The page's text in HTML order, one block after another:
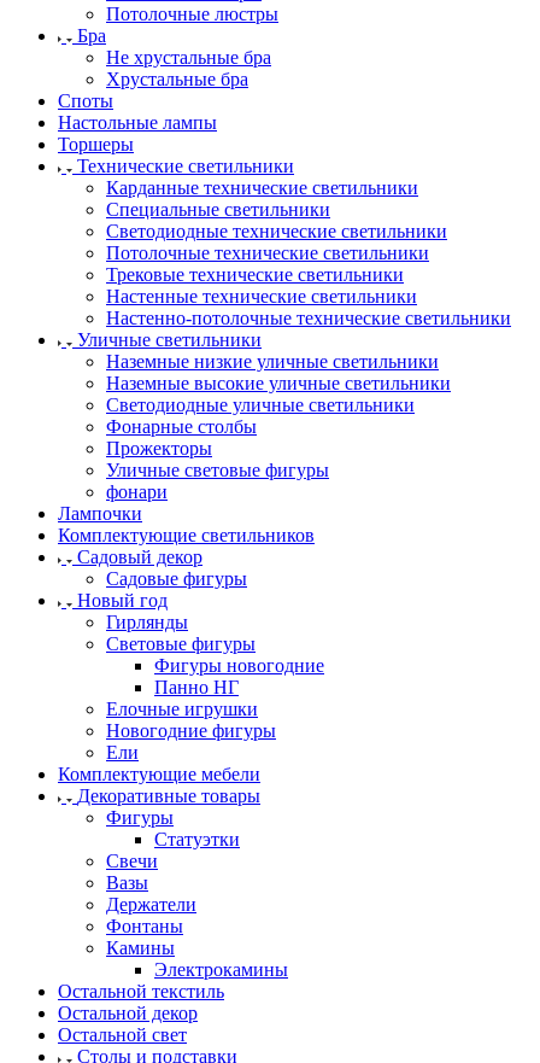
Потолочные люстры
Бра
Не хрустальные бра
Хрустальные бра
Споты
Настольные лампы
Торшеры
Технические светильники
Карданные технические светильники
Специальные светильники
Светодиодные технические светильники
Потолочные технические светильники
Трековые технические светильники
Настенные технические светильники
Настенно-потолочные технические светильники
Уличные светильники
Наземные низкие уличные светильники
Наземные высокие уличные светильники
Светодиодные уличные светильники
Фонарные столбы
Прожекторы
Уличные световые фигуры
фонари
Лампочки
Комплектующие светильников
Садовый декор
Садовые фигуры
Новый год
Гирлянды
Световые фигуры
Фигуры новогодние
Панно НГ
Елочные игрушки
Новогодние фигуры
Ели
Комплектующие мебели
Декоративные товары
Фигуры
Статуэтки
Свечи
Вазы
Держатели
Фонтаны
Камины
Электрокамины
Остальной текстиль
Остальной декор
Остальной свет
Столы и подставки